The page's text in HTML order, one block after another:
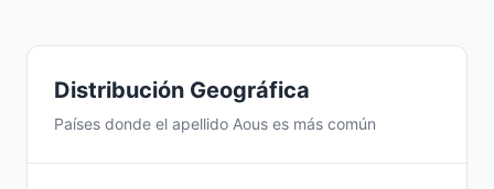
Distribución Geográfica
Países donde el apellido Aous es más común